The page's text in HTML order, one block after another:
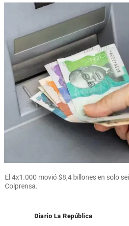
El 4x1.000 movió $8,4 billones en solo
Colprensa.
Diario La República